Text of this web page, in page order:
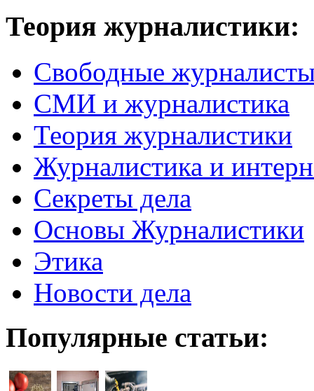
Теория журналистики:
Свободные
СМИ и журналистика
Теория журналистики
Журналистика и
Секреты дела
Основы Журналистики
Этика
Новости дела
Популярные статьи: